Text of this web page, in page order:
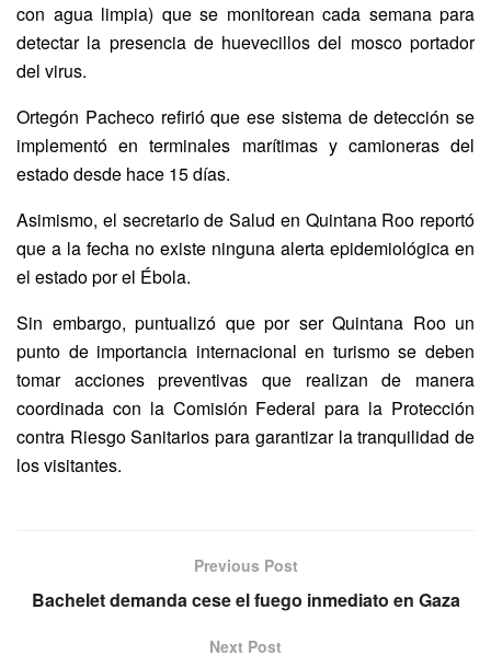
con agua limpia) que se monitorean cada semana para
detectar la presencia de huevecillos del mosco portador
del virus.
Ortegón Pacheco refirió que ese sistema de detección se
implementó en terminales marítimas y camioneras del
estado desde hace 15 días.
Asimismo, el secretario de Salud en Quintana Roo reportó
que a la fecha no existe ninguna alerta epidemiológica en
el estado por el Ébola.
Sin embargo, puntualizó que por ser Quintana Roo un
punto de importancia internacional en turismo se deben
tomar acciones preventivas que realizan de manera
coordinada con la Comisión Federal para la Protección
contra Riesgo Sanitarios para garantizar la tranquilidad de
los visitantes.
Previous Post
Bachelet demanda cese el fuego inmediato en Gaza
Next Post